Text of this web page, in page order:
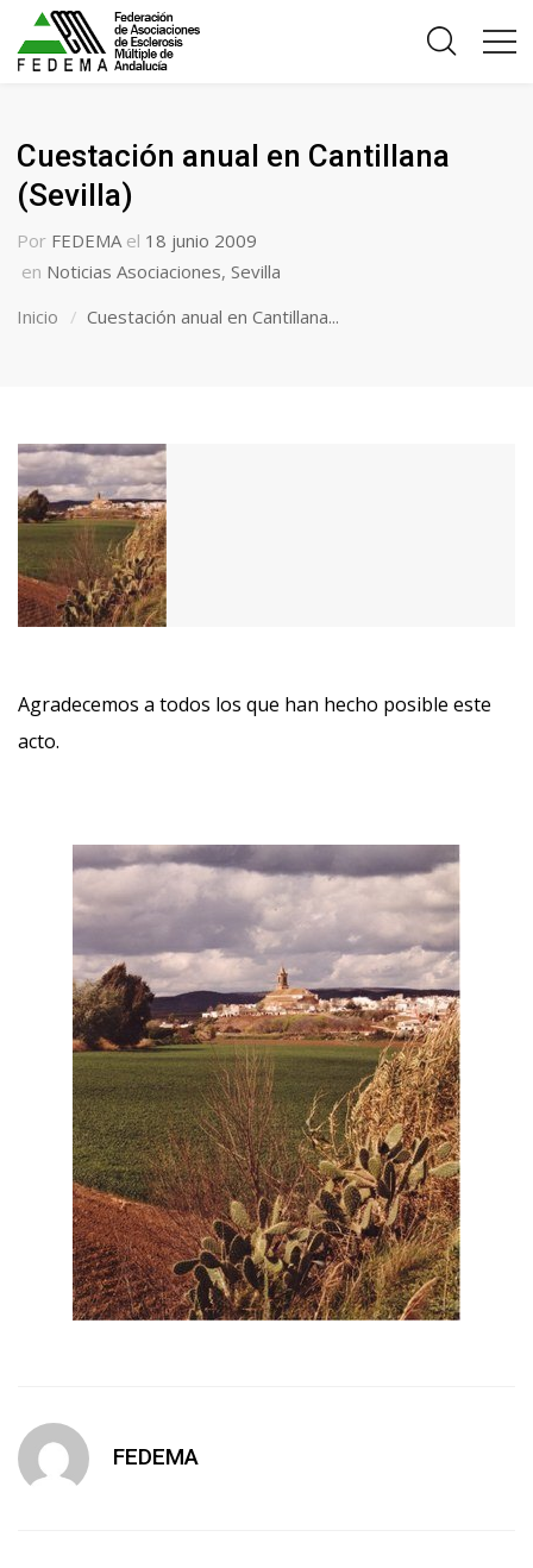
Cuestación anual en Cantillana
(Sevilla)
Por FEDEMA el 18 junio 2009
en Noticias Asociaciones,Sevilla
Inicio
Cuestación anual en Cantillana...
Agradecemos a todos los que han hecho posible este
acto.
FEDEMA